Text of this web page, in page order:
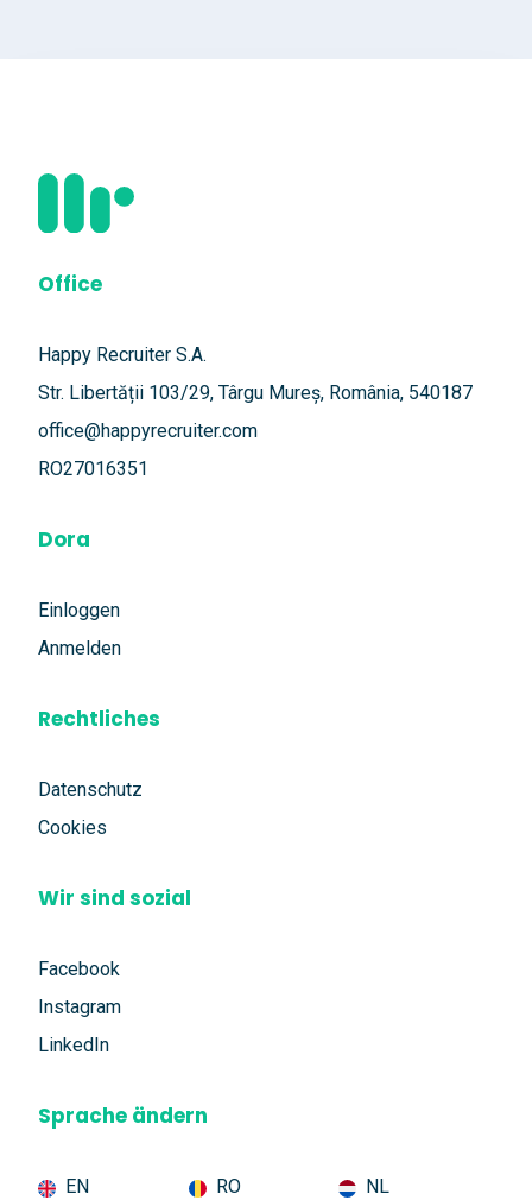
Office
Happy Recruiter S.A.
Str. Libertății 103/29, Târgu Mureș, România, 540187
office@happyrecruiter.com
RO27016351
Dora
Einloggen
Anmelden
Rechtliches
Datenschutz
Cookies
Wir sind sozial
Facebook
Instagram
LinkedIn
Sprache ändern
EN RO NL